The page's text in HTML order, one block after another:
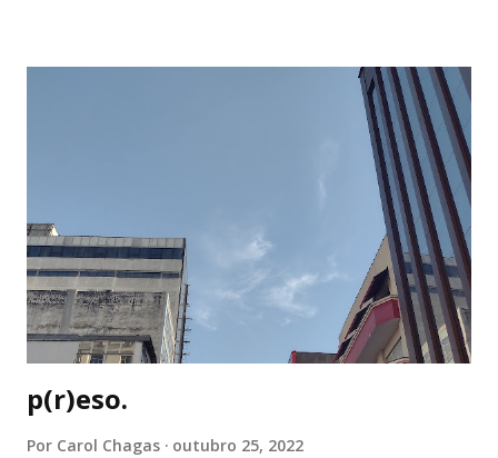
fim de semana e me imagino querendo te encontrar. faço
planos mentais e crio um pequeno castelo visual, mas me
desfaço da imagem logo em seguida. você está mais perto
do que antes, mas ainda sinto sua falta. agora parece não
haver cores como antes, tão cintilantes. é como o céu em
dias nublados: claro o bastante para iluminar, difuso o
suficiente para incomodar. me vejo sentindo sozinha e ao
sentir que não sou correspondida na mesma intensidade,
me despeço do que sinto, um pedaço ...
p(r)eso.
Por Carol Chagas outubro 25, 2022